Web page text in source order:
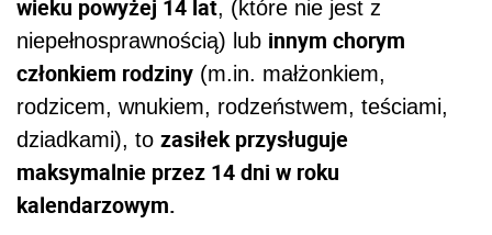
wieku powyżej 14 lat, (które nie jest z
niepełnosprawnością) lub innym chorym
członkiem rodziny (m.in. małżonkiem,
rodzicem, wnukiem, rodzeństwem, teściami,
dziadkami), to zasiłek przysługuje
maksymalnie przez 14 dni w roku
kalendarzowym.